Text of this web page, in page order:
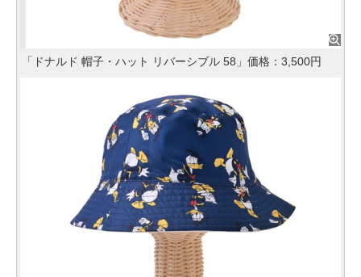
「ドナルド 帽子・ハット リバーシブル 58」価格：3,500円